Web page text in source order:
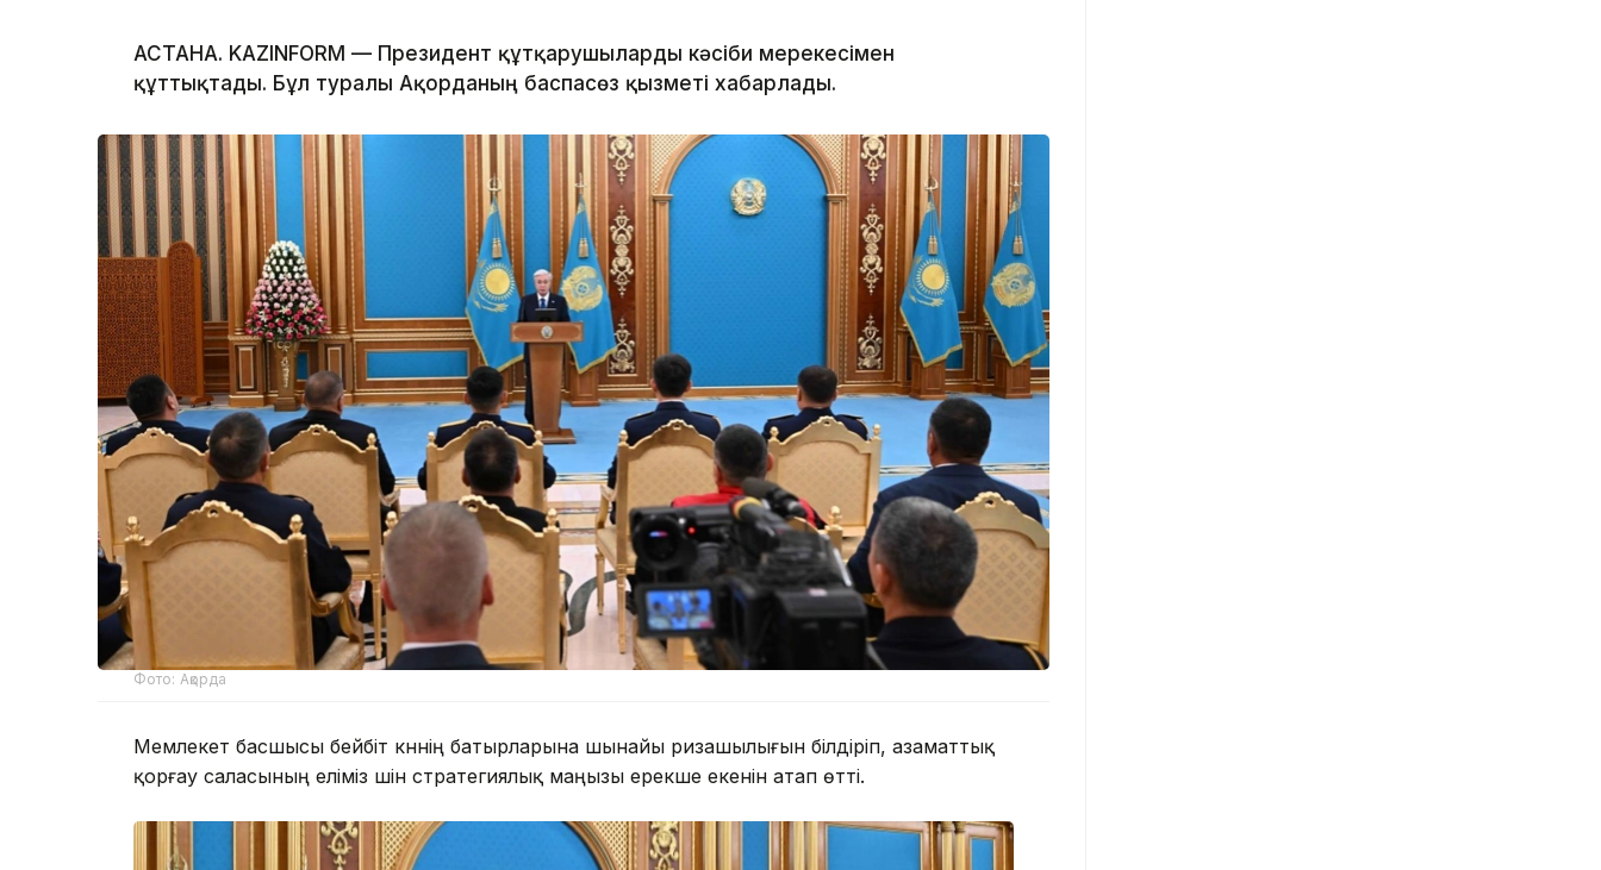
АСТАНА. KAZINFORM — Президент құтқарушыларды кәсіби мерекесімен
құттықтады. Бұл туралы Ақорданың баспасөз қызметі хабарлады.
Фото: Ақорда
Мемлекет басшысы бейбіт күннің батырларына шынайы ризашылығын білдіріп, азаматтық
қорғау саласының еліміз үшін стратегиялық маңызы ерекше екенін атап өтті.